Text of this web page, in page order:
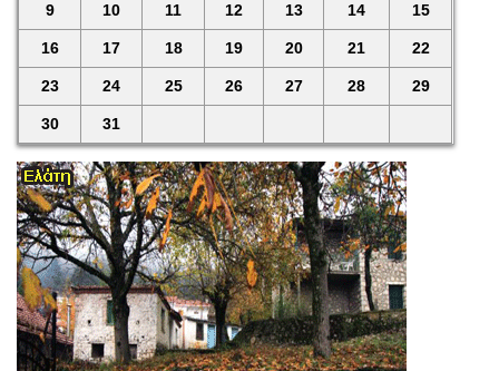
9 10 11 12 13 14 15
16 17 18 19 20 21 22
23 24 25 26 27 28 29
30 31